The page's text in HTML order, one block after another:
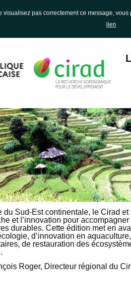
visualisez pas correctement ce message,
lien
du Sud-Est continentale, le Cirad
et l’innovation pour
durables. Cette édition met en
d’innovation en
de restauration des
Roger, Directeur régional du